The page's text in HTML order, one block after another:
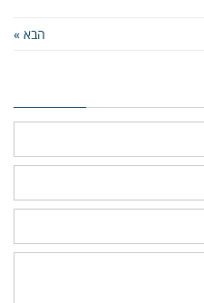
הבא »